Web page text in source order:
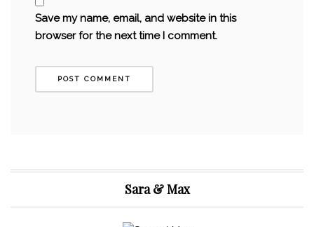
Save my name, email, and website in this
browser for the next time I comment.
Sara & Max